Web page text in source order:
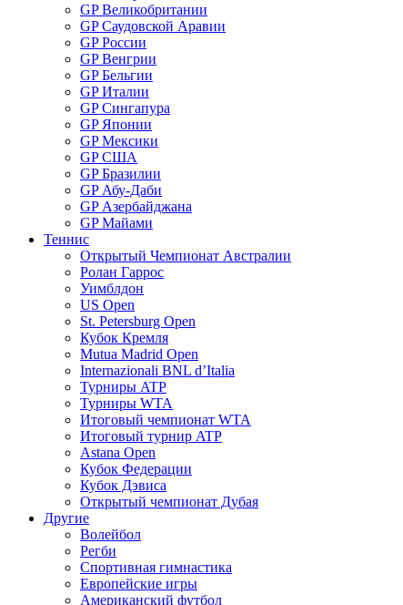
GP Великобритании
GP Саудовской Аравии
GP России
GP Венгрии
GP Бельгии
GP Италии
GP Сингапура
GP Японии
GP Мексики
GP США
GP Бразилии
GP Абу-Даби
GP Азербайджана
GP Майами
Теннис
Открытый Чемпионат Австралии
Ролан Гаррос
Уимблдон
US Open
St. Petersburg Open
Кубок Кремля
Mutua Madrid Open
Internazionali BNL d’Italia
Турниры ATP
Турниры WTA
Итоговый чемпионат WTA
Итоговый турнир ATP
Astana Open
Кубок Федерации
Кубок Дэвиса
Открытый чемпионат Дубая
Другие
Волейбол
Регби
Спортивная гимнастика
Европейские игры
Американский футбол